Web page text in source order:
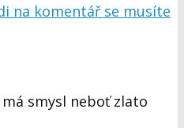
na komentář se musíte
smysl neboť zlato